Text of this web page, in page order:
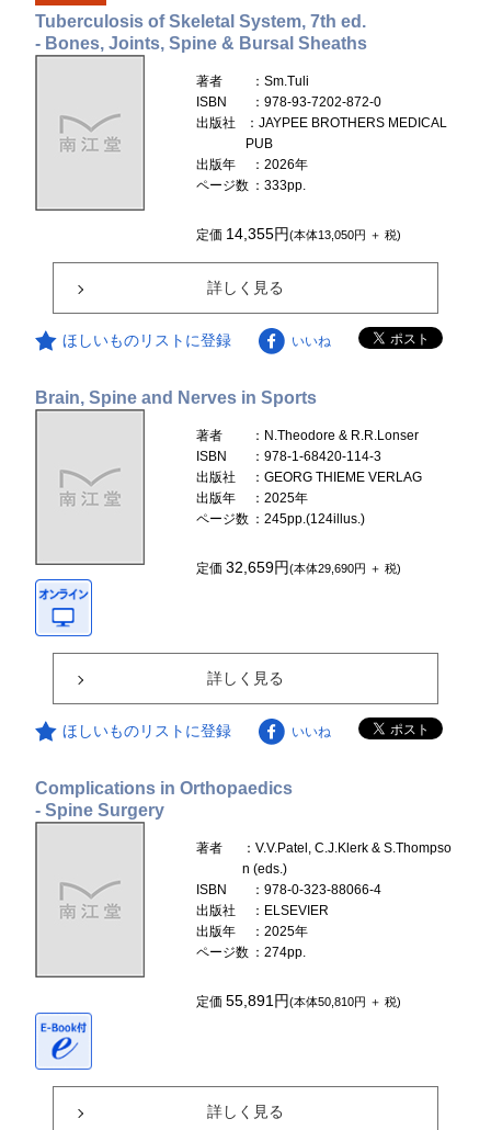
Tuberculosis of Skeletal System, 7th ed.
- Bones, Joints, Spine & Bursal Sheaths
著者
：Sm.Tuli
ISBN
：978-93-7202-872-0
出版社
：JAYPEE BROTHERS MEDICAL
PUB
出版年
：2026年
ページ数 ：333pp.
定価 14,355円(本体13,050円 ＋ 税)
詳しく見る
ほしいものリストに登録 いいね
Brain, Spine and Nerves in Sports
著者
：N.Theodore & R.R.Lonser
ISBN
：978-1-68420-114-3
出版社
：GEORG THIEME VERLAG
出版年
：2025年
ページ数 ：245pp.(124illus.)
定価32,659円(本体29,690円 ＋ 税)
詳しく見る
ほしいものリストに登録 いいね
Complications in Orthopaedics
- Spine Surgery
著者
：V.V.Patel, C.J.Klerk & S.Thompso
n (eds.)
ISBN
：978-0-323-88066-4
出版社
：ELSEVIER
出版年
：2025年
ページ数 ：274pp.
定価55,891円(本体50,810円 ＋ 税)
詳しく見る